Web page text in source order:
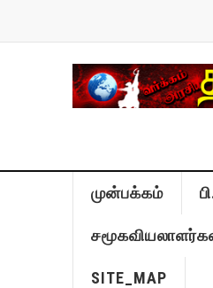
முன்பக்கம்
SITE_MAP